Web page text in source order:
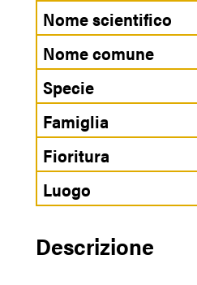
Nome scientifico
Nome comune
Specie
Famiglia
Fioritura
Luogo
Descrizione